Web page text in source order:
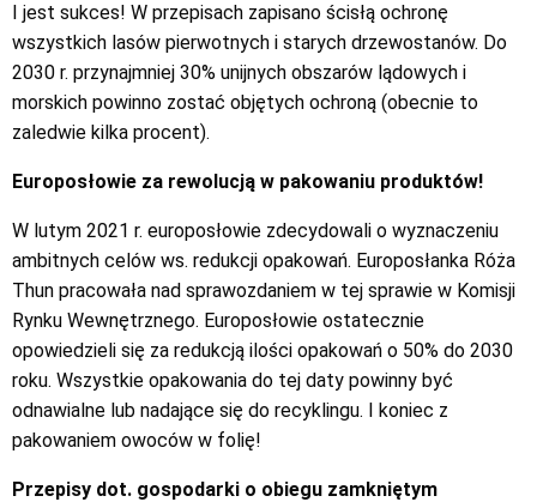
I jest sukces! W przepisach zapisano ścisłą ochronę
wszystkich lasów pierwotnych i starych drzewostanów. Do
2030 r. przynajmniej 30% unijnych obszarów lądowych i
morskich powinno zostać objętych ochroną (obecnie to
zaledwie kilka procent).
Europosłowie za rewolucją w pakowaniu produktów!
W lutym 2021 r. europosłowie zdecydowali o wyznaczeniu
ambitnych celów ws. redukcji opakowań. Europosłanka Róża
Thun pracowała nad sprawozdaniem w tej sprawie w Komisji
Rynku Wewnętrznego. Europosłowie ostatecznie
opowiedzieli się za redukcją ilości opakowań o 50% do 2030
roku. Wszystkie opakowania do tej daty powinny być
odnawialne lub nadające się do recyklingu. I koniec z
pakowaniem owoców w folię!
Przepisy dot. gospodarki o obiegu zamkniętym